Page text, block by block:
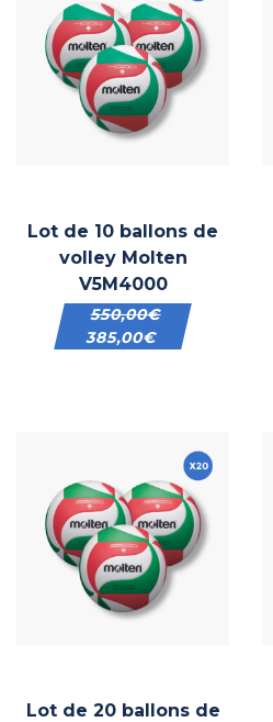
Lot de 10 ballons de
volley Molten
V5M4000
550,00€
385,00€
Lot de 20 ballons de